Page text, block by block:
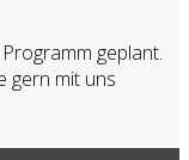
geplant.
gern mit uns